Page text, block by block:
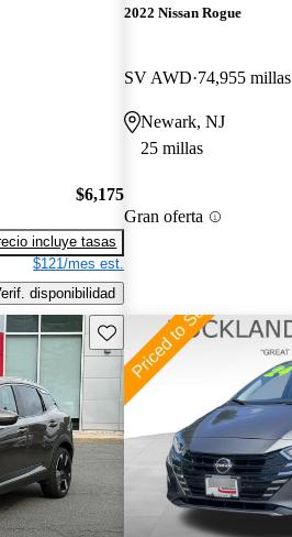
$6,175
incluye tasas
$121/mes est.
disponibilidad
2022 Nissan Rogue
SV AWD 74,955 millas
Newark, NJ
25 millas
Gran oferta
Guarda este Aviso